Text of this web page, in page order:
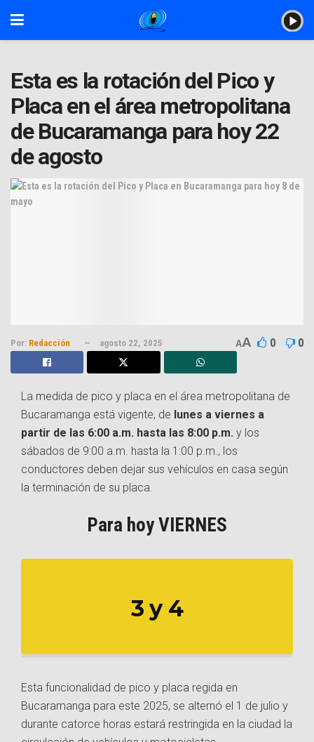
Esta es la rotación del Pico y
Placa en el área metropolitana
de Bucaramanga para hoy 22
de agosto
Por: Redacción agosto 22, 2025 AA 0 0
La medida de pico y placa en el área metropolitana de
Bucaramanga está vigente, de lunes a viernes a
partir de las 6:00 a.m. hasta las 8:00 p.m. y los
sábados de 9:00 a.m. hasta la 1:00 p.m., los
conductores deben dejar sus vehículos en casa según
la terminación de su placa.
Para hoy VIERNES
3 y 4
Esta funcionalidad de pico y placa regida en
Bucaramanga para este 2025, se alternó el 1 de julio y
durante catorce horas estará restringida en la ciudad la